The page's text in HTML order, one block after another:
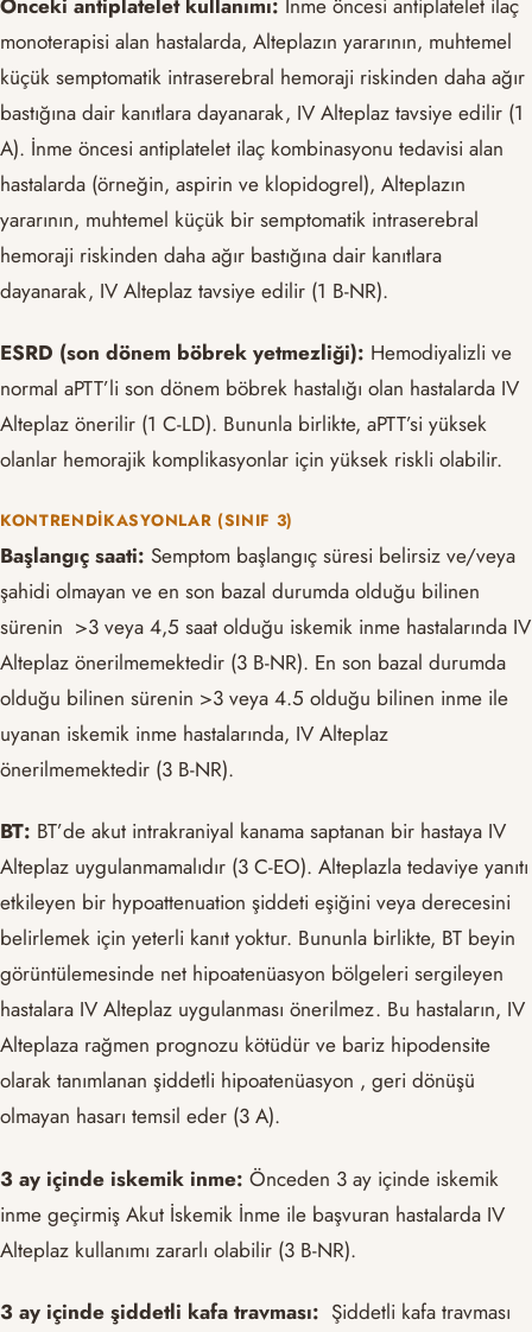
monoterapisi alan hastalarda, Alteplazın yararının, muhtemel
küçük semptomatik intraserebral hemoraji riskinden daha ağır
bastığına dair kanıtlara dayanarak, IV Alteplaz tavsiye edilir (1
A). İnme öncesi antiplatelet ilaç kombinasyonu tedavisi alan
hastalarda (örneğin, aspirin ve klopidogrel), Alteplazın
yararının, muhtemel küçük bir semptomatik intraserebral
hemoraji riskinden daha ağır bastığına dair kanıtlara
dayanarak, IV Alteplaz tavsiye edilir (1 B-NR).
ESRD (son dönem böbrek yetmezliği): Hemodiyalizli ve
normal aPTT’li son dönem böbrek hastalığı olan hastalarda IV
Alteplaz önerilir (1 C-LD). Bununla birlikte, aPTT’si yüksek
olanlar hemorajik komplikasyonlar için yüksek riskli olabilir.
KONTRENDIKASYONLAR (SINIF 3)
Başlangıç saati: Semptom başlangıç süresi belirsiz ve/veya
şahidi olmayan ve en son bazal durumda olduğu bilinen
sürenin >3 veya 4,5 saat olduğu iskemik inme hastalarında IV
Alteplaz önerilmemektedir (3 B-NR). En son bazal durumda
olduğu bilinen sürenin >3 veya 4.5 olduğu bilinen inme ile
uyanan iskemik inme hastalarında, IV Alteplaz
önerilmemektedir (3 B-NR).
BT: BT’de akut intrakraniyal kanama saptanan bir hastaya IV
Alteplaz uygulanmamalıdır (3 C-EO). Alteplazla tedaviye yanıtı
etkileyen bir hypoattenuation şiddeti eşiğini veya derecesini
belirlemek için yeterli kanıt yoktur. Bununla birlikte, BT beyin
görüntülemesinde net hipoatenüasyon bölgeleri sergileyen
hastalara IV Alteplaz uygulanması önerilmez. Bu hastaların, IV
Alteplaza rağmen prognozu kötüdür ve bariz hipodensite
olarak tanımlanan şiddetli hipoatenüasyon , geri dönüşü
olmayan hasarı temsil eder (3 A).
3 ay içinde iskemik inme: Önceden 3 ay içinde iskemik
inme geçirmiş Akut İskemik İnme ile başvuran hastalarda IV
Alteplaz kullanımı zararlı olabilir (3 B-NR).
3 ay içinde şiddetli kafa travması: Şiddetli kafa travması